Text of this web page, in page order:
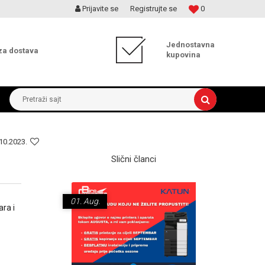
MOGUĆNOST ISPORUKE ZA 24H! 0
Prijavite se Registrujte se
dostava
Jednostavna
kupovina
Pretraži sajt
i
Slični članci
01. Aug.